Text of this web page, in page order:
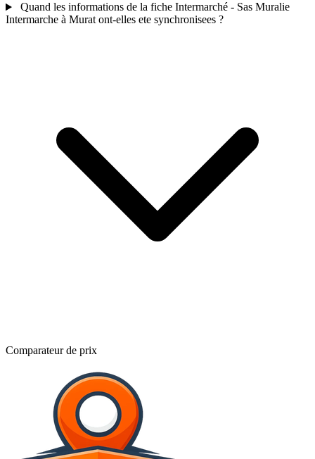
Quand les informations de la fiche Intermarché - Sas Muralie
Intermarche à Murat ont-elles ete synchronisees ?
Comparateur de prix